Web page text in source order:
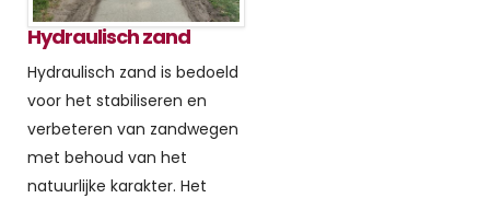
Hydraulisch zand
Hydraulisch zand is bedoeld
voor het stabiliseren en
verbeteren van zandwegen
met behoud van het
natuurlijke karakter. Het